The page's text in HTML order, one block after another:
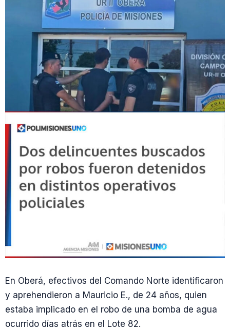
En Oberá, efectivos del Comando Norte identificaron
y aprehendieron a Mauricio E., de 24 años, quien
estaba implicado en el robo de una bomba de agua
ocurrido días atrás en el Lote 82.